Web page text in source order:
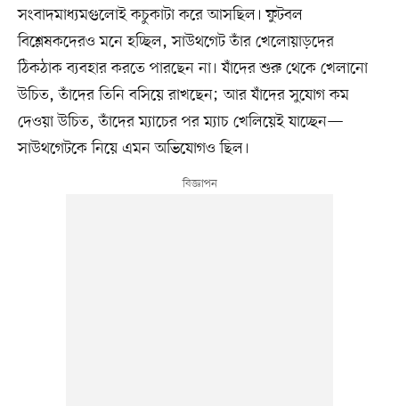
সংবাদমাধ্যমগুলোই কচুকাটা করে আসছিল। ফুটবল
বিশ্লেষকদেরও মনে হচ্ছিল, সাউথগেট তাঁর খেলোয়াড়দের
ঠিকঠাক ব্যবহার করতে পারছেন না। যাঁদের শুরু থেকে খেলানো
উচিত, তাঁদের তিনি বসিয়ে রাখছেন; আর যাঁদের সুযোগ কম
দেওয়া উচিত, তাঁদের ম্যাচের পর ম্যাচ খেলিয়েই যাচ্ছেন—
সাউথগেটকে নিয়ে এমন অভিযোগও ছিল।